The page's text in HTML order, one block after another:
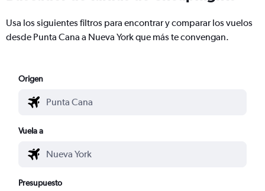
Usa los siguientes filtros para encontrar y comparar los vuelos
desde Punta Cana a Nueva York que más te convengan.
Origen
Vuela a
Presupuesto